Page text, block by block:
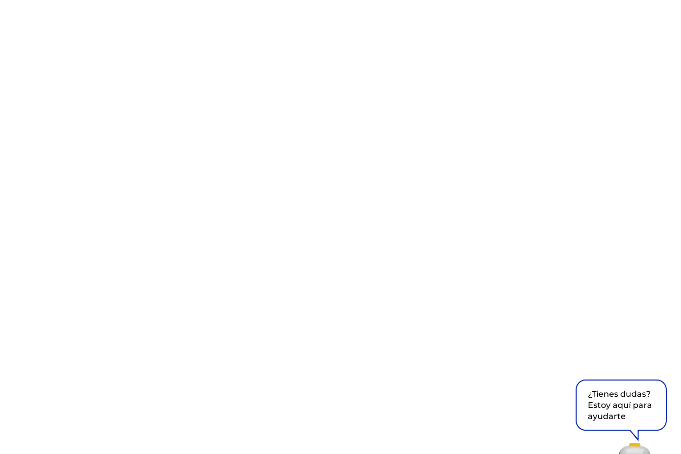
¿Tienes dudas?
Estoy aquí para
ayudarte